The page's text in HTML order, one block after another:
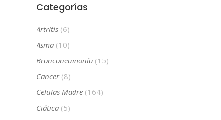
Categorías
Artritis (6)
Asma (10)
Bronconeumonía (15)
Cancer(8)
Células Madre (164)
Ciática (5)